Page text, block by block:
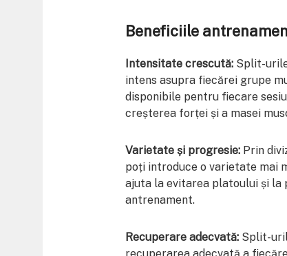
Beneficiile
Intensitate crescută: Split-
intens asupra fiecărei grupe
disponibile pentru fiecare
creșterea forței și a masei
Varietate și progresie: Prin
poți introduce o varietate mai
ajuta la evitarea platoului și la
antrenament.
Recuperare adecvată: Split-